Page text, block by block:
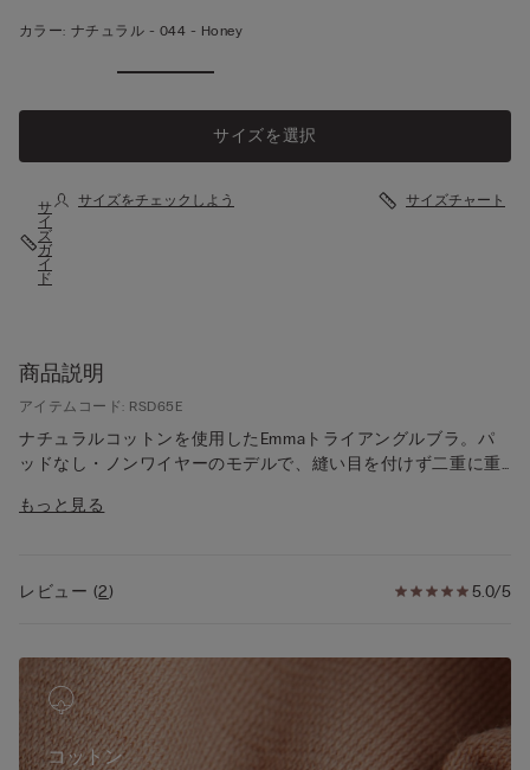
カラー: ナチュラル - 044 - Honey
サイズを選択
サ
イ
ズ
ガ
イ
ド
サイズをチェックしよう サイズチャート
商品説明
アイテムコード: RSD65E
ナチュラルコットンを使用したEmmaトライアングルブラ。パ
ッドなし・ノンワイヤーのモデルで、縫い目を付けず二重に重
プの長さは後ろ側で調節できます。軽くバストをサポートする
もっと見る
5.0/5
レビュー (2)
コットン